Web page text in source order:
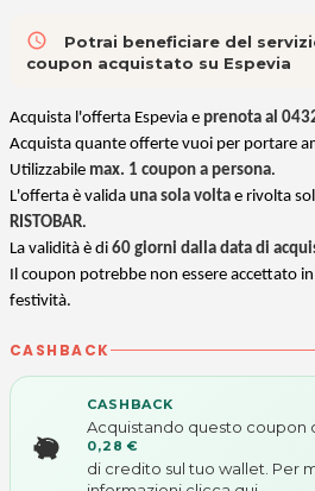
access_time
Potrai beneficiare del
coupon acquistato su Espevia
Acquista l'offerta Espevia e prenota al
Acquista quante offerte vuoi per portare
Utilizzabile max. 1 coupon a persona.
L'offerta è valida una sola volta e rivolta
RISTOBAR.
La validità è di 60 giorni dalla data di
Il coupon potrebbe non essere accettato
festività.
CASHBACK
CASHBACK
Acquistando questo coupon
0,28 €
di credito sul tuo wallet. Per